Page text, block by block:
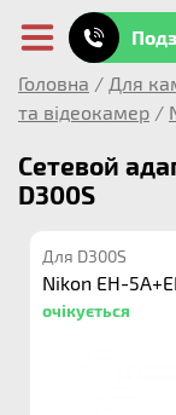
Головна / Для
та відеокамер /
Сетевой
D300S
Для D300S
Nikon EH-
очікується